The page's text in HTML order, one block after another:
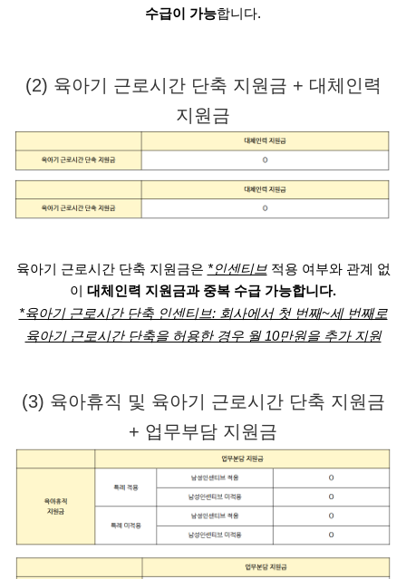
수급이 가능합니다.
(2) 육아기 근로시간 단축 지원금 + 대체인력
지원금
육아기 근로시간 단축 지원금은 *인센티브적용 여부와 관계 없
이 대체인력 지원금과 중복 수급 가능합니다.
*육아기 근로시간 단축 인센티브: 회사에서 첫 번째~세 번째로
육아기 근로시간 단축을 허용한 경우 월 10만원을 추가 지원
(3) 육아휴직 및 육아기 근로시간 단축 지원금
+ 업무부담 지원금